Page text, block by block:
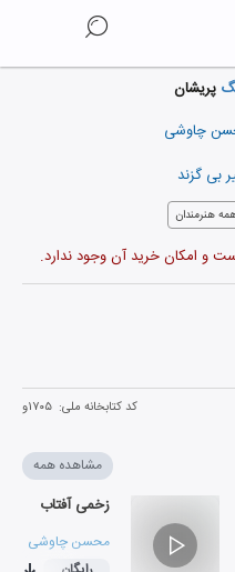
پریشان
چاوشی
بی گزند
هنرمندان
و امکان خرید آن وجود ندارد.
کد کتابخانه ملی: ۱۷۰۵و
مشاهده همه
زخمی آفتاب
محسن چاوشی